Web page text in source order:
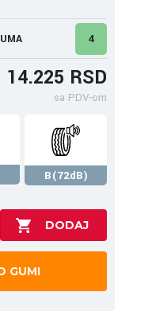
4
14.225 RSD
sa PDV-om
B(72dB)
GUMI